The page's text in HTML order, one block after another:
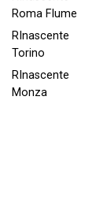
Roma FIume
RInascente
Torino
RInascente
Monza